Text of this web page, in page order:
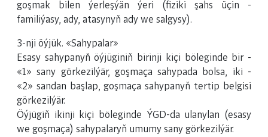
goşmak bilen ýerleşýän ýeri (fiziki şahs üçin -
familiýasy, ady, atasynyň ady we salgysy).
3-nji öýjük. «Sahypalar»
Esasy sahypanyň öýjüginiň birinji kiçi böleginde bir -
«1» sany görkezilýär, goşmaça sahypada bolsa, iki -
«2» sandan başlap, goşmaça sahypanyň tertip belgisi
görkezilýär.
Öýjügiň ikinji kiçi böleginde ÝGD-da ulanylan (esasy
we goşmaça) sahypalaryň umumy sany görkezilýär.